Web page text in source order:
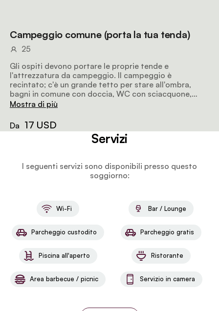
Campeggio comune (porta la tua tenda)
25
Gli ospiti devono portare le proprie tende e
l'attrezzatura da campeggio. Il campeggio è
recintato; c'è un grande tetto per stare all'ombra,
bagni in comune con doccia, WC con sciacquone,
lavandino. Area braai con griglia, acqua e presa
Mostra di più
Da 17 USD
Servizi
I seguenti servizi sono disponibili presso questo
soggiorno:
Wi-Fi Bar / Lounge
Parcheggio custodito Parcheggio gratis
Piscina all'aperto Ristorante
Area barbecue / picnic Servizio in camera